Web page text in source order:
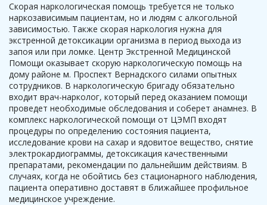
Скорая наркологическая помощь требуется не только
наркозависимым пациентам, но и людям с алкогольной
зависимостью. Также скорая наркология нужна для
экстренной детоксикации организма в период выхода из
запоя или при ломке. Центр Экстренной Медицинской
Помощи оказывает скорую наркологическую помощь на
дому районе м. Проспект Вернадского силами опытных
сотрудников. В наркологическую бригаду обязательно
входит врач-нарколог, который перед оказанием помощи
проведет необходимые обследования и соберет анамнез. В
комплекс наркологической помощи от ЦЭМП входят
процедуры по определению состояния пациента,
исследование крови на сахар и ядовитое вещество, снятие
электрокардиограммы, детоксикация качественными
препаратами, рекомендации по дальнейшим действиям. В
случаях, когда не обойтись без стационарного наблюдения,
пациента оперативно доставят в ближайшее профильное
медицинское учреждение.